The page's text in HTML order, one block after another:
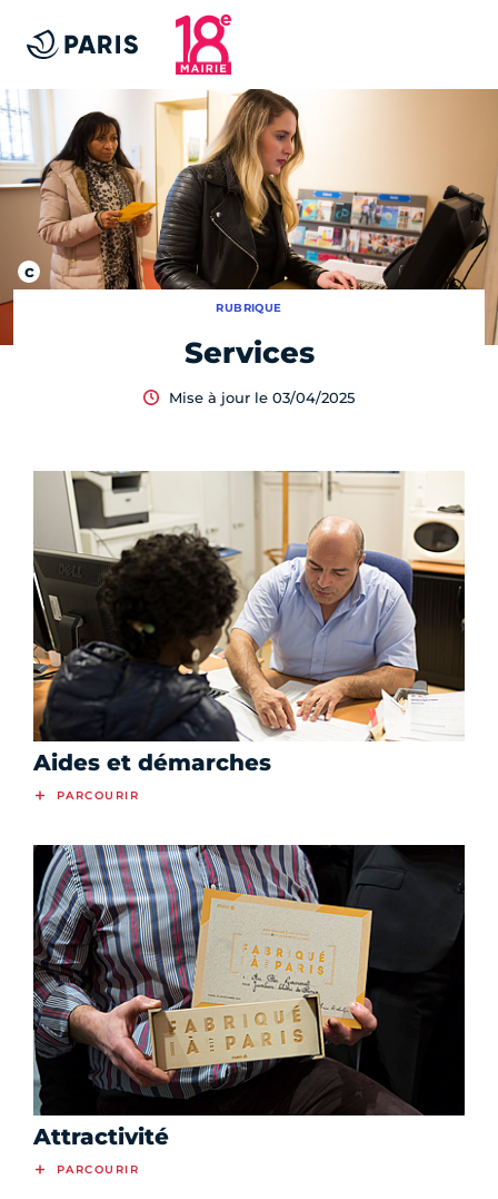
Services
RUBRIQUE
Mise à jour le 03/04/2025
Aides et démarches
PARCOURIR
Attractivité
PARCOURIR